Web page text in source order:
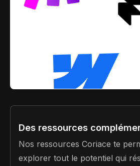
Des ressources
Nos ressources Coriace te
explorer tout le potentiel qui